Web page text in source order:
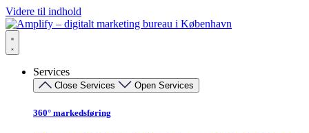
Videre til indhold
Services
Close Services Open Services
360° markedsføring​